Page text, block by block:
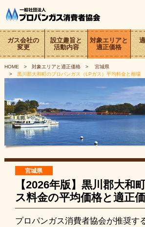
ガス会社の
変更
設立趣旨と
活動内容
対象エリアと
適正価格
HOME 対象エリアと適正価格
宮城県
黒川郡大和町のプロパンガス（LPガス）平均料金と相場
宮城県
【2026年版】黒川郡大和
ス料金の平均価格と適正
プロパンガス消費者協会が推奨す